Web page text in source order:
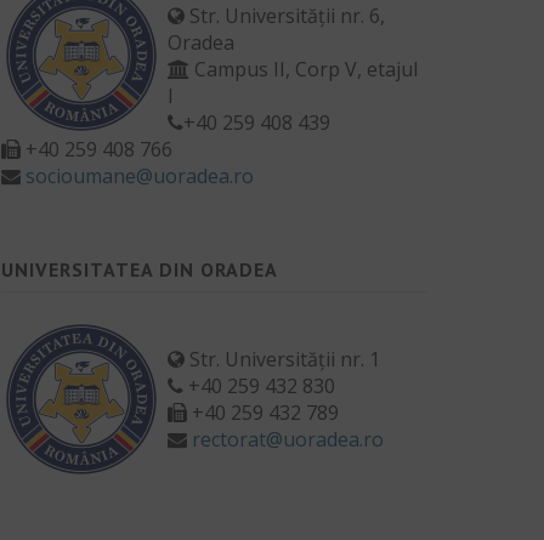
Str. Universității nr. 6,
Oradea
Campus II, Corp V, etajul
I
+40 259 408 439
+40 259 408 766
socioumane@uoradea.ro
UNIVERSITATEA DIN ORADEA
Str. Universității nr. 1
+40 259 432 830
+40 259 432 789
rectorat@uoradea.ro